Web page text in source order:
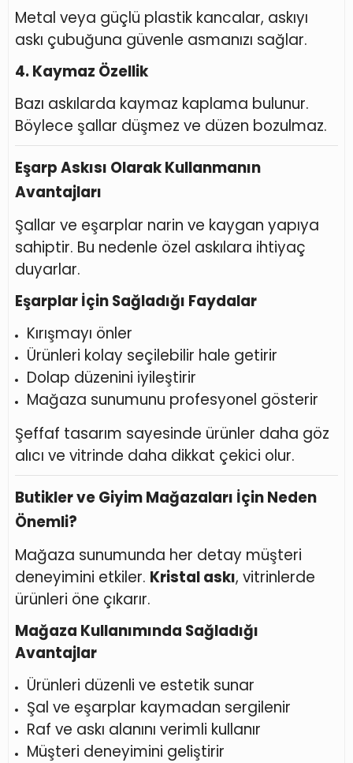
Metal veya güçlü plastik kancalar, askıyı
askı çubuğuna güvenle asmanızı sağlar.
4. Kaymaz Özellik
Bazı askılarda kaymaz kaplama bulunur.
Böylece şallar düşmez ve düzen bozulmaz.
Eşarp Askısı Olarak Kullanmanın
Avantajları
Şallar ve eşarplar narin ve kaygan yapıya
sahiptir. Bu nedenle özel askılara ihtiyaç
duyarlar.
Eşarplar İçin Sağladığı Faydalar
Kırışmayı önler
Ürünleri kolay seçilebilir hale getirir
Dolap düzenini iyileştirir
Mağaza sunumunu profesyonel gösterir
Şeffaf tasarım sayesinde ürünler daha göz
alıcı ve vitrinde daha dikkat çekici olur.
Butikler ve Giyim Mağazaları İçin Neden
Önemli?
Mağaza sunumunda her detay müşteri
deneyimini etkiler. Kristal askı, vitrinlerde
ürünleri öne çıkarır.
Mağaza Kullanımında Sağladığı
Avantajlar
Ürünleri düzenli ve estetik sunar
Şal ve eşarplar kaymadan sergilenir
Raf ve askı alanını verimli kullanır
Müşteri deneyimini geliştirir